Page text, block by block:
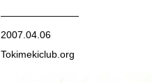
————————
2007.04.06
Tokimekiclub.org